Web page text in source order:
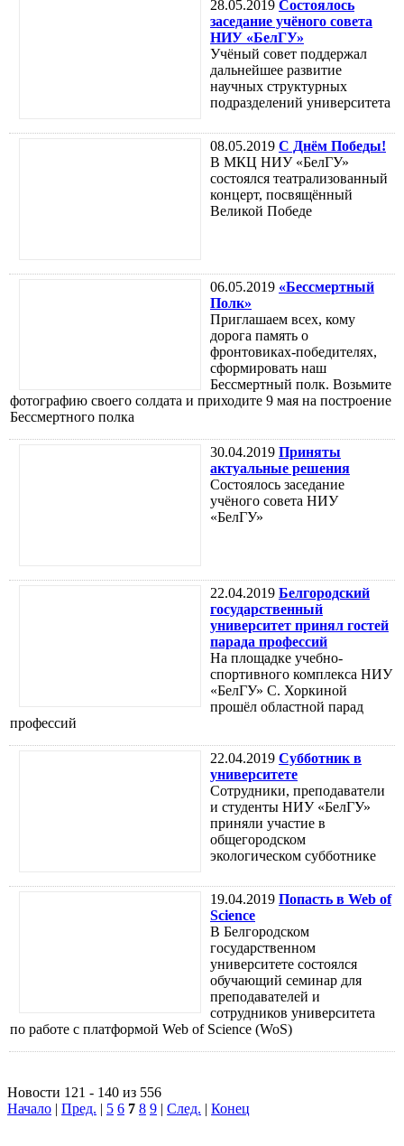
28.05.2019 Состоялось
заседание учёного совета
НИУ «БелГУ»
Учёный совет поддержал
дальнейшее развитие
научных структурных
подразделений университета
08.05.2019 С Днём Победы!
В МКЦ НИУ «БелГУ»
состоялся театрализованный
концерт, посвящённый
Великой Победе
06.05.2019 «Бессмертный
Полк»
Приглашаем всех, кому
дорога память о
фронтовиках-победителях,
сформировать наш
Бессмертный полк. Возьмите
фотографию своего солдата и приходите 9 мая на построение
Бессмертного полка
30.04.2019 Приняты
актуальные решения
Состоялось заседание
учёного совета НИУ
«БелГУ»
22.04.2019 Белгородский
государственный
университет принял гостей
парада профессий
На площадке учебно-
спортивного комплекса НИУ
«БелГУ» С. Хоркиной
прошёл областной парад
профессий
22.04.2019 Субботник в
университете
Сотрудники, преподаватели
и студенты НИУ «БелГУ»
приняли участие в
общегородском
экологическом субботнике
19.04.2019 Попасть в Web of
Science
В Белгородском
государственном
университете состоялся
обучающий семинар для
преподавателей и
сотрудников университета
по работе с платформой Web of Science (WoS)
Новости 121 - 140 из 556
Начало | Пред. | 5 6 7 8 9 | След. | Конец